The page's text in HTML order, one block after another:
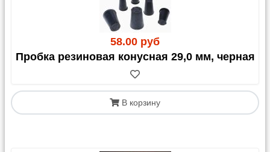
58.00 руб
Пробка резиновая конусная 29,0 мм, черная
В корзину